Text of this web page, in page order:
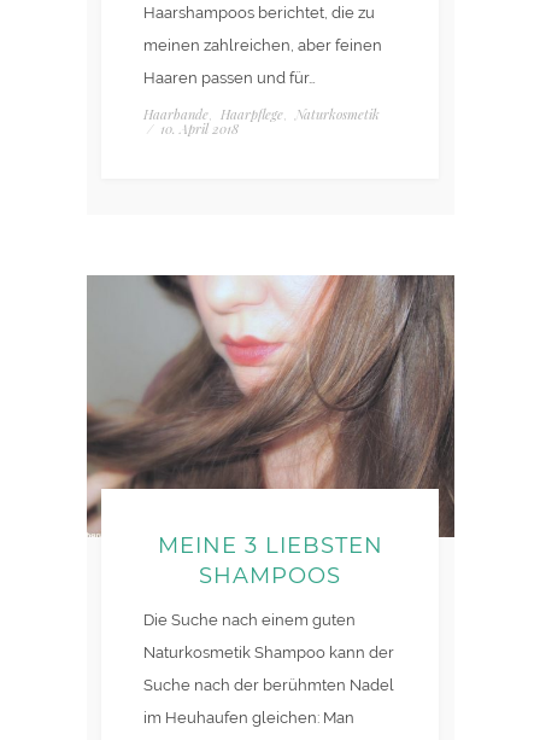
Haarshampoos berichtet, die zu
meinen zahlreichen, aber feinen
Haaren passen und für…
Haarbande, Haarpflege, Naturkosmetik
/ 10. April 2018
MEINE 3 LIEBSTEN
SHAMPOOS
Die Suche nach einem guten
Naturkosmetik Shampoo kann der
Suche nach der berühmten Nadel
im Heuhaufen gleichen: Man